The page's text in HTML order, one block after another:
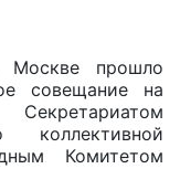
прошло
совещание на
Комитетом